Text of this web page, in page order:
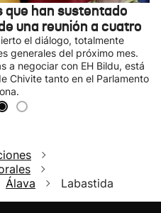
han sustentado
una reunión a cuatro
el diálogo, totalmente
generales del próximo mes.
a negociar con EH Bildu, está
Chivite tanto en el Parlamento
Álava Labastida